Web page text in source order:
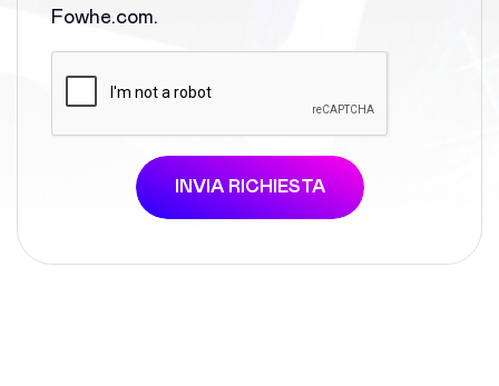
Fowhe.com.
INVIA RICHIESTA